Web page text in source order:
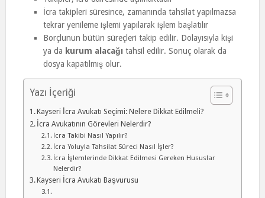
İcra takipleri süresince, zamanında tahsilat yapılmazsa
tekrar yenileme işlemi yapılarak işlem başlatılır
Borçlunun bütün süreçleri takip edilir. Dolayısıyla kişi
ya da kurum alacağı tahsil edilir. Sonuç olarak da
dosya kapatılmış olur.
Yazı İçeriği
Kayseri İcra Avukatı Seçimi: Nelere Dikkat Edilmeli?
İcra Avukatının Görevleri Nelerdir?
İcra Takibi Nasıl Yapılır?
İcra Yoluyla Tahsilat Süreci Nasıl İşler?
İcra İşlemlerinde Dikkat Edilmesi Gereken Hususlar
Nelerdir?
Kayseri İcra Avukatı Başvurusu